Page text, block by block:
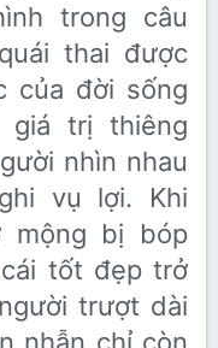
trong câu
thai được
của đời sống
giá trị thiêng
nhìn nhau
vụ lợi. Khi
mộng bị bóp
tốt đẹp trở
trượt dài